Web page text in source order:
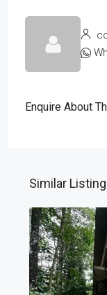
Enquire About
Similar